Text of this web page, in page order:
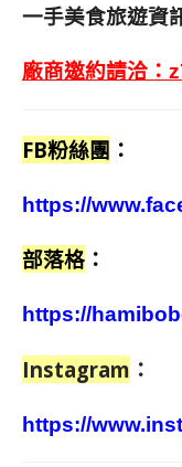
一手美食旅遊資
廠商邀約請洽：
FB粉絲團 ：
https://
部落格 ：
https://
Instagram ：
https://